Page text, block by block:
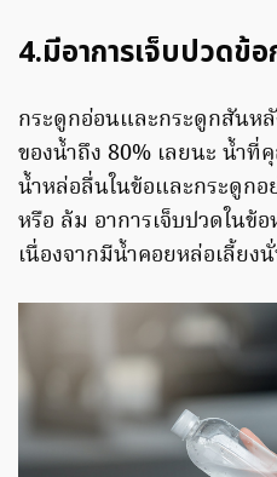
4.มีอาการเจ็บปวดข้
กระดูกอ่อนและกระดูกสันห
ของน้ำถึง 80% เลยนะ น้ำ
น้ำหล่อลื่นในข้อและกระดูกอ
หรือ ล้ม อาการเจ็บปวดในข้
เนื่องจากมีน้ำคอยหล่อเลี้ยง